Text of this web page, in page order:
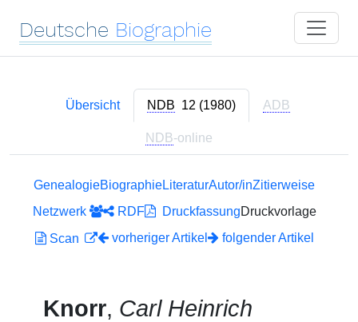
Deutsche Biographie
Übersicht NDB 12 (1980) ADB
NDB-online
GenealogieBiographieLiteraturAutor/inZitierweise
Netzwerk
RDF DruckfassungDruckvorlage
Scan
vorheriger Artikel folgender Artikel
Knorr, Carl Heinrich